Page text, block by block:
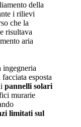
della
i rilievi
che la
risultava
aria
ingegneria
esposta
pannelli solari
murarie
limitati sul